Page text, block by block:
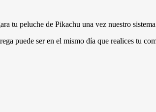
tu peluche de Pikachu una vez nuestro
puede ser en el mismo día que realices tu